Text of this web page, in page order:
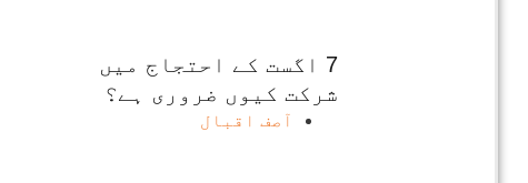
7 اگست کے احتجاج میں
شرکت کیوں ضروری ہے؟
آصف اقبال